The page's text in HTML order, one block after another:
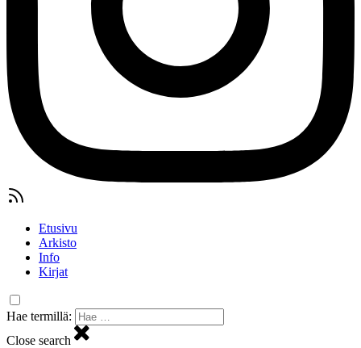
Etusivu
Arkisto
Info
Kirjat
Hae termillä:
Close search